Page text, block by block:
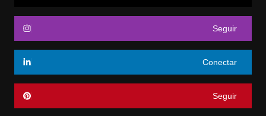
Seguir
Conectar
Seguir